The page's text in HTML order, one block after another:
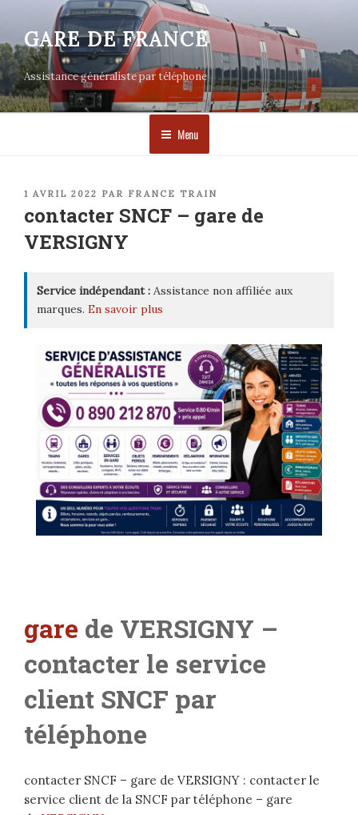
contenu
principal
GARE DE FRANCE
Assistance généraliste par téléphone
Menu
PUBLIÉ
1 AVRIL 2022 PAR FRANCE TRAIN
contacter SNCF – gare de
VERSIGNY
Service indépendant : Assistance non affiliée aux
marques. En savoir plus
gare de VERSIGNY –
contacter le service
client SNCF par
téléphone
contacter SNCF – gare de VERSIGNY : contacter le
service client de la SNCF par téléphone – gare